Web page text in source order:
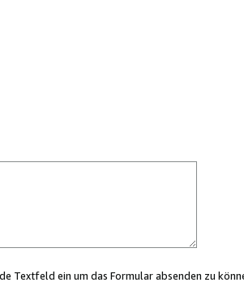
Textfeld ein um das Formular absenden zu